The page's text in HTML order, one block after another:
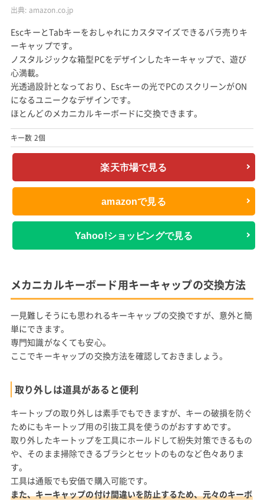
出典: amazon.co.jp
EscキーとTabキーをおしゃれにカスタマイズできるバラ売りキ
ーキャップです。
ノスタルジックな箱型PCをデザインしたキーキャップで、遊び
心満載。
光透過設計となっており、Escキーの光でPCのスクリーンがON
になるユニークなデザインです。
ほとんどのメカニカルキーボードに交換できます。
キー数 2個
楽天市場で見る
amazonで見る
Yahoo!ショッピングで見る
メカニカルキーボード用キーキャップの交換方法
一見難しそうにも思われるキーキャップの交換ですが、意外と簡
単にできます。
専門知識がなくても安心。
ここでキーキャップの交換方法を確認しておきましょう。
取り外しは道具があると便利
キートップの取り外しは素手でもできますが、キーの破損を防ぐ
ためにもキートップ用の引抜工具を使うのがおすすめです。
取り外したキートップを工具にホールドして紛失対策できるもの
や、そのまま掃除できるブラシとセットのものなど色々ありま
す。
工具は通販でも安価で購入可能です。
また、キーキャップの付け間違いを防止するため、元々のキーボ